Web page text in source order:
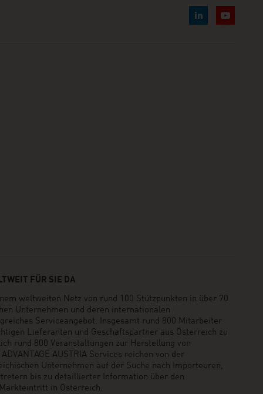
FÜR SIE DA
weltweiten Netz von rund 100 Stützpunkten in über 70
Unternehmen und deren internationalen
Serviceangebot. Insgesamt rund 800 Mitarbeiter
Lieferanten und Geschäftspartner aus Österreich zu
rund 800 Veranstaltungen zur Herstellung von
AUSTRIA Services reichen von der
Unternehmen auf der Suche nach Importeuren,
bis zu detaillierter Information über den
in Österreich.